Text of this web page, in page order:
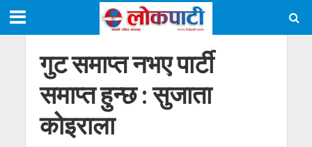
गुट समाप्त नभए पार्टी
समाप्त हुन्छ : सुजाता
कोइराला